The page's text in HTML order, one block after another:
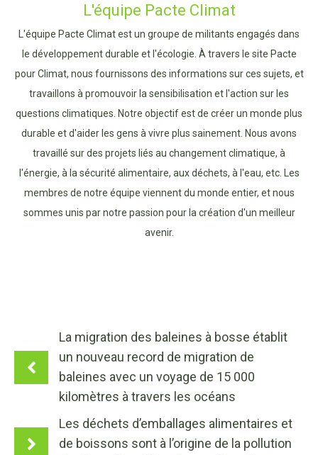
L'équipe Pacte Climat
L'équipe Pacte Climat est un groupe de militants engagés dans
le développement durable et l'écologie. À travers le site Pacte
pour Climat, nous fournissons des informations sur ces sujets, et
travaillons à promouvoir la sensibilisation et l'action sur les
questions climatiques. Notre objectif est de créer un monde plus
durable et d'aider les gens à vivre plus sainement. Nous avons
travaillé sur des projets liés au changement climatique, à
l'énergie, à la sécurité alimentaire, aux déchets, à l'eau, etc. Les
membres de notre équipe viennent du monde entier, et nous
sommes unis par notre passion pour la création d'un meilleur
avenir.
La migration des baleines à bosse établit
un nouveau record de migration de
baleines avec un voyage de 15 000
kilomètres à travers les océans
Les déchets d’emballages alimentaires et
de boissons sont à l’origine de la pollution